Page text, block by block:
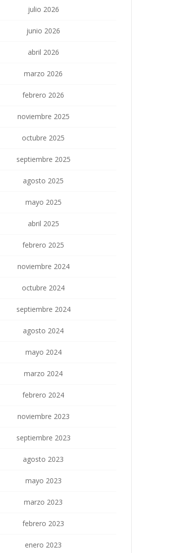
julio 2026
junio 2026
abril 2026
marzo 2026
febrero 2026
noviembre 2025
octubre 2025
septiembre 2025
agosto 2025
mayo 2025
abril 2025
febrero 2025
noviembre 2024
octubre 2024
septiembre 2024
agosto 2024
mayo 2024
marzo 2024
febrero 2024
noviembre 2023
septiembre 2023
agosto 2023
mayo 2023
marzo 2023
febrero 2023
enero 2023